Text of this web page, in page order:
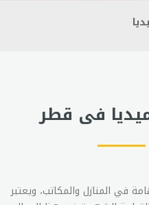
فى قطر
في المنازل والمكاتب، ويعتبر